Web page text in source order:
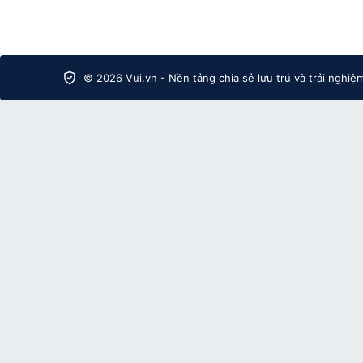
© 2026 Vui.vn - Nền tảng chia sẻ lưu trú và trải